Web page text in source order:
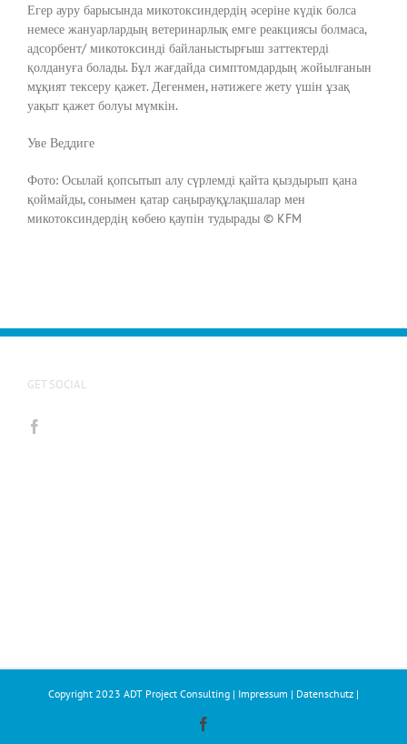
Егер ауру барысында микотоксиндердің әсеріне күдік болса
немесе жануарлардың ветеринарлық емге реакциясы болмаса,
адсорбент/ микотоксинді байланыстырғыш заттектерді
қолдануға болады. Бұл жағдайда симптомдардың жойылғанын
мұқият тексеру қажет. Дегенмен, нәтижеге жету үшін ұзақ
уақыт қажет болуы мүмкін.
Уве Веддиге
Фото: Осылай қопсытып алу сүрлемді қайта қыздырып қана
қоймайды, сонымен қатар саңырауқұлақшалар мен
микотоксиндердің көбею қаупін тудырады © KFM
GET SOCIAL
Copyright 2023 ADT Project Consulting | Impressum | Datenschutz |